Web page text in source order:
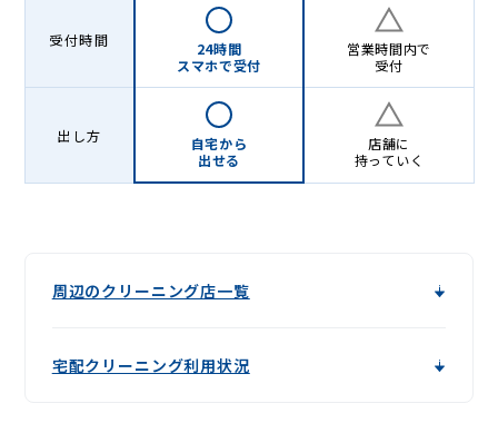
受付時間
24時間
スマホで受付
営業時間内で
受付
出し方
自宅から
出せる
店舗に
持っていく
周辺のクリーニング店一覧
宅配クリーニング利用状況